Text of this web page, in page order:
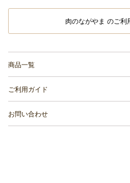
肉のながやま のご利
商品一覧
ご利用ガイド
お問い合わせ